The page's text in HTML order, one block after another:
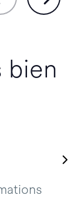
bien